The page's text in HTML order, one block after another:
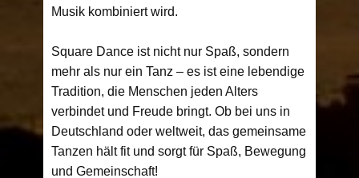
Musik kombiniert wird.
Square Dance ist nicht nur Spaß, sondern
mehr als nur ein Tanz – es ist eine lebendige
Tradition, die Menschen jeden Alters
verbindet und Freude bringt. Ob bei uns in
Deutschland oder weltweit, das gemeinsame
Tanzen hält fit und sorgt für Spaß, Bewegung
und Gemeinschaft!